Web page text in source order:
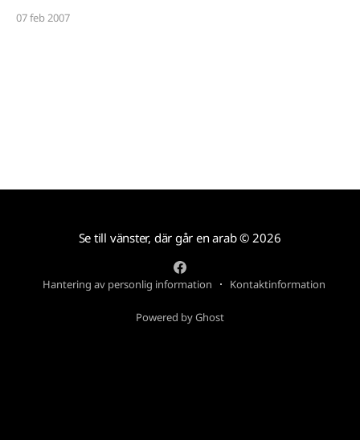
Det hela gick till och med så långt att våra svenska
07 feb 2007
Se till vänster, där går en arab© 2026
Hantering av personlig information Kontaktinformation
Powered by Ghost